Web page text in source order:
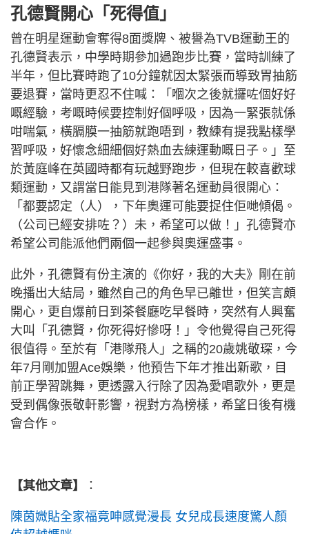
孔德賢開心「死得值」
曾在明星運動會奪得8面獎牌、被譽為TVB運動王的
孔德賢表示，中學時期參加過跑步比賽，當時訓練了
半年，但比賽時跑了10分鐘就因太緊張而導致胃抽筋
要退賽，當時更忍不住喊：「嗰次之後就攞咗個好好
嘅經驗，考嘅時候要控制好個呼吸，因為一緊張就係
咁喘氣，橫膈膜一抽筋就跑唔到，教練有提我點樣學
習呼吸，好懷念細細個好熱血去練運動嘅日子。」至
於黃庭峰在英國時都有玩越野跑步，但現在較喜歡球
類運動，又謂當日能見到港隊著名運動員很開心：
「都要認定（人），下年奧運可能要捉住佢哋傾偈。
（公司已經安排咗？）未，希望可以做！」孔德賢亦
希望公司能派他們兩個一起參與奧運盛事。
此外，孔德賢有份主演的《你好，我的大夫》剛在前
晚播出大結局，雖然自己的角色早已離世，但笑言頗
開心，更自爆前日到茶餐廳吃早餐時，突然有人興奮
大叫「孔德賢，你死得好慘呀！」令他覺得自己死得
很值得。至於有「港隊飛人」之稱的20歲姚敬琛，今
年7月剛加盟Ace娛樂，他預告下年才推出新歌，目
前正學習跳舞，更透露入行除了因為愛唱歌外，更是
受到偶像張敬軒影響，視對方為榜樣，希望日後有機
會合作。
【其他文章】 ：
陳茵媺貼全家福竟呻感覺漫長 女兒成長速度驚人顏